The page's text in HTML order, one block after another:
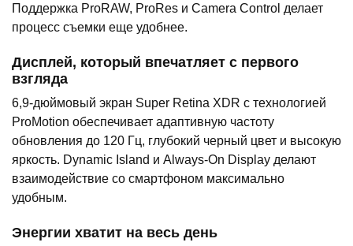
Поддержка ProRAW, ProRes и Camera Control делает
процесс съемки еще удобнее.
Дисплей, который впечатляет с первого
взгляда
6,9-дюймовый экран Super Retina XDR с технологией
ProMotion обеспечивает адаптивную частоту
обновления до 120 Гц, глубокий черный цвет и высокую
яркость. Dynamic Island и Always-On Display делают
взаимодействие со смартфоном максимально
удобным.
Энергии хватит на весь день